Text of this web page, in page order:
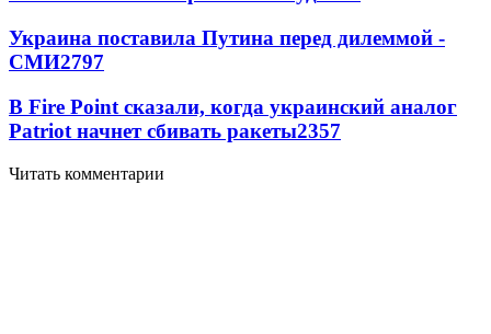
Украина поставила Путина перед дилеммой -
СМИ2797
В Fire Point сказали, когда украинский аналог
Patriot начнет сбивать ракеты2357
Читать комментарии